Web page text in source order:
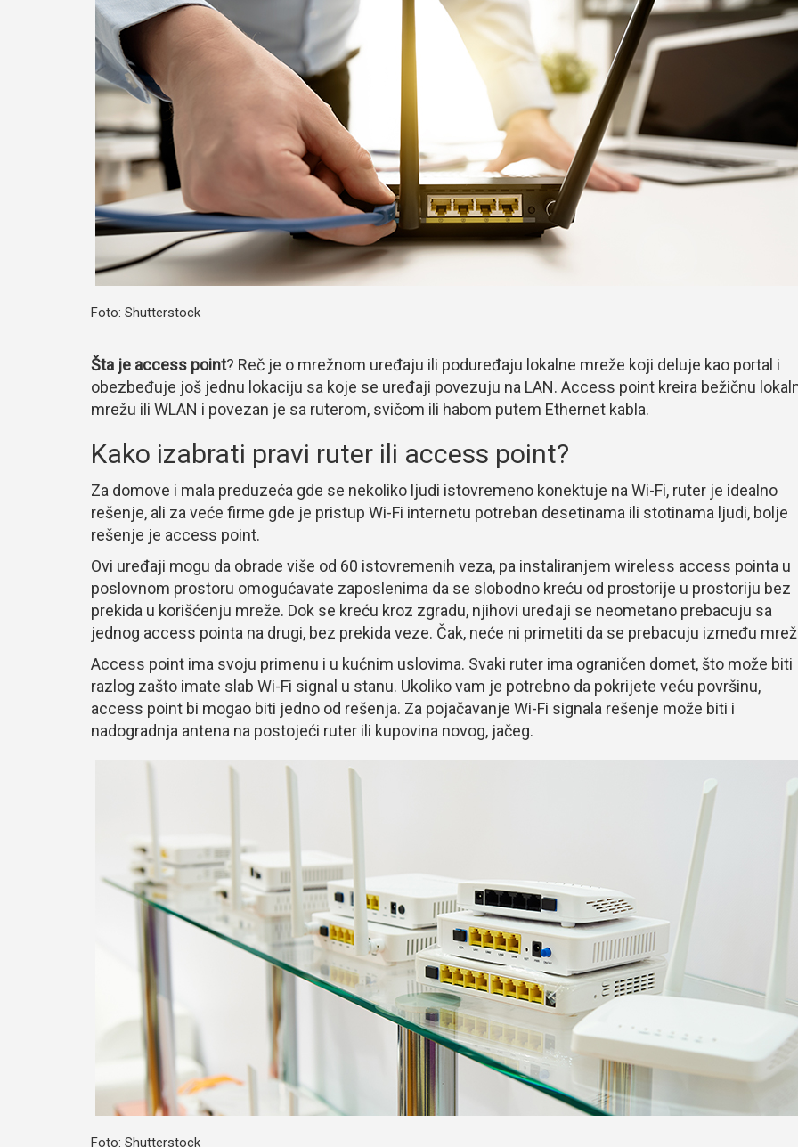
Foto: Shutterstock
Šta je access point? Reč je o mrežnom uređaju ili poduređaju lokalne mreže koji deluje kao portal i
obezbeđuje još jednu lokaciju sa koje se uređaji povezuju na LAN. Access point kreira bežičnu
mrežu ili WLAN i povezan je sa ruterom, svičom ili habom putem Ethernet kabla.
Kako izabrati pravi ruter ili access point?
Za domove i mala preduzeća gde se nekoliko ljudi istovremeno konektuje na Wi-Fi, ruter je idealno
rešenje, ali za veće firme gde je pristup Wi-Fi internetu potreban desetinama ili stotinama ljudi, bolje
rešenje je access point.
Ovi uređaji mogu da obrade više od 60 istovremenih veza, pa instaliranjem wireless access pointa u
poslovnom prostoru omogućavate zaposlenima da se slobodno kreću od prostorije u prostoriju bez
prekida u korišćenju mreže. Dok se kreću kroz zgradu, njihovi uređaji se neometano prebacuju sa
jednog access pointa na drugi, bez prekida veze. Čak, neće ni primetiti da se prebacuju između
Access point ima svoju primenu i u kućnim uslovima. Svaki ruter ima ograničen domet, što može biti
razlog zašto imate slab Wi-Fi signal u stanu. Ukoliko vam je potrebno da pokrijete veću površinu,
access point bi mogao biti jedno od rešenja. Za pojačavanje Wi-Fi signala rešenje može biti i
nadogradnja antena na postojeći ruter ili kupovina novog, jačeg.
Foto: Shutterstock